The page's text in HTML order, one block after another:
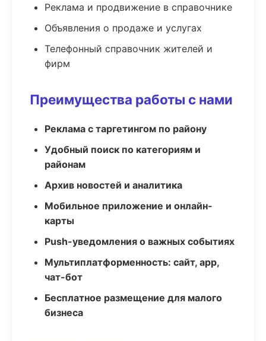
Реклама и продвижение в справочнике
Объявления о продаже и услугах
Телефонный справочник жителей и
фирм
Преимущества работы с нами
Реклама с таргетингом по району
Удобный поиск по категориям и
районам
Архив новостей и аналитика
Мобильное приложение и онлайн-
карты
Push-уведомления о важных событиях
Мультиплатформенность: сайт, app,
чат-бот
Бесплатное размещение для малого
бизнеса